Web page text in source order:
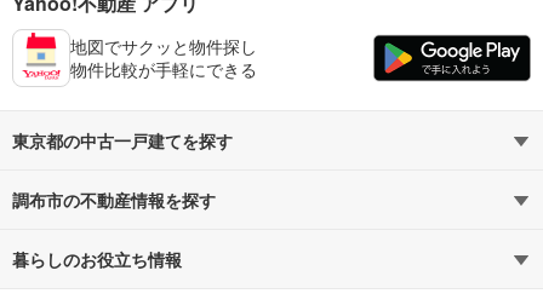
地図でサクッと物件探し
物件比較が手軽にできる
東京都の中古一戸建てを探す
路線・駅から探す
通勤・通学時間から探す
調布市の不動産情報を探す
不動産・住宅
暮らしのお役立ち情報